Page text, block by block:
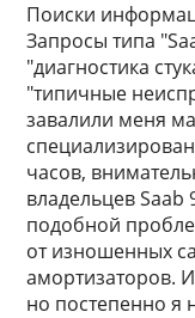
Поиски
Запросы типа
"диагностика
"типичные
завалили меня
часов,
владельцев Saab
подобной
от изношенных
амортизаторов.
но постепенно я